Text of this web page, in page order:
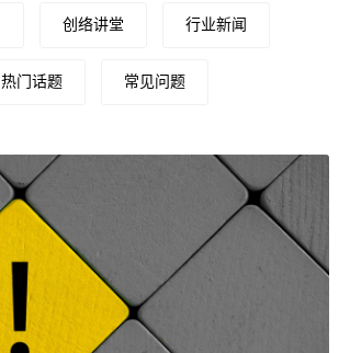
创络讲堂 行业新闻
热门话题 常见问题